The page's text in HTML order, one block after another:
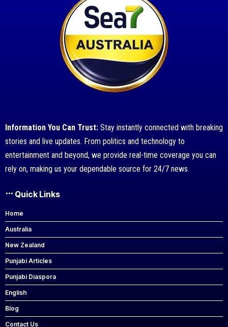
Information You Can Trust: Stay instantly connected with breaking
stories and live updates. From politics and technology to
entertainment and beyond, we provide real-time coverage you can
rely on, making us your dependable source for 24/7 news.
Quick Links
Home
Australia
New Zealand
Punjabi Articles
Punjabi Diaspora
English
Blog
Contact Us